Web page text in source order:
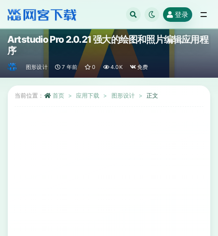
登录
Artstudio Pro 2.0.21 强大的绘图和照片编辑应用程
序
图形设计 7 年前 0 4.0K 免费
当前位置： 首页 应用下载 图形设计 正文
全部